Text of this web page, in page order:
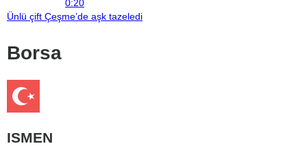
0:20
Ünlü çift Çeşme’de aşk tazeledi
Borsa
ISMEN